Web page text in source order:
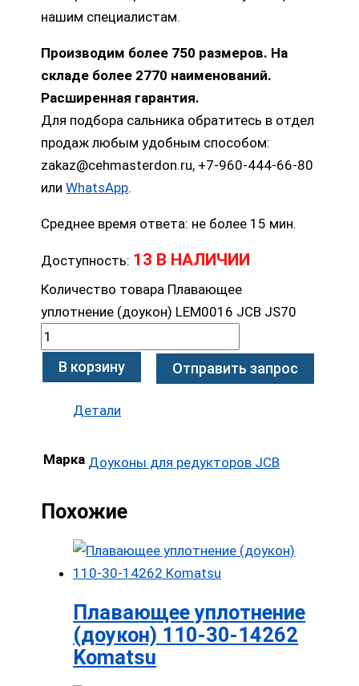
нашим специалистам.
Производим более 750 размеров. На
складе более 2770 наименований.
Расширенная гарантия.
Для подбора сальника обратитесь в отдел
продаж любым удобным способом:
zakaz@cehmasterdon.ru, +7-960-444-66-80
илиWhatsApp.
Среднее время ответа: не более 15 мин.
Доступность: 13 В НАЛИЧИИ
Количество товара Плавающее
уплотнение (доукон) LEM0016 JCB JS70
В корзину Отправить запрос
Детали
Марка Доуконы для редукторов JCB
Похожие
Плавающее уплотнение
(доукон) 110-30-14262
Komatsu